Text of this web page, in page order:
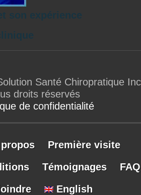
son expérience
Santé Chiropratique
droits réservés
de confidentialité
Première visite
Témoignages
FAQ
English